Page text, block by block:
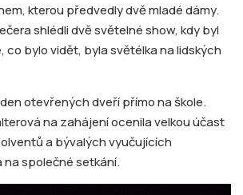
kterou předvedly dvě mladé dámy.
shlédli dvě světelné show, kdy byl
co bylo vidět, byla světélka na lidských
otevřených dveří přímo na škole.
na zahájení ocenila velkou účast
a bývalých vyučujících
společné setkání.